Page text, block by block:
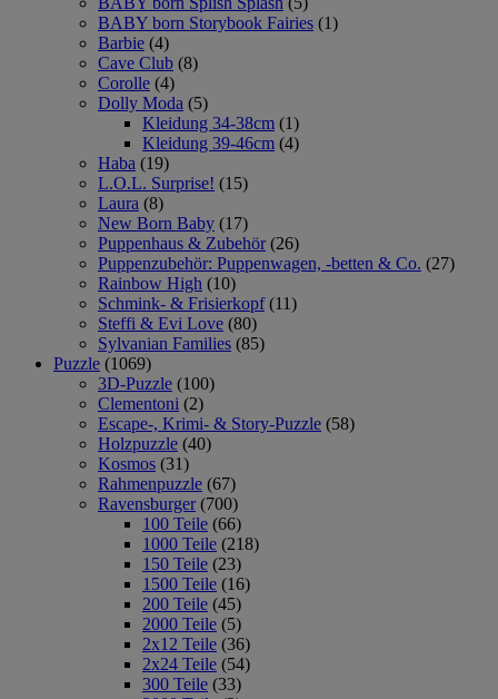
BABY born Storybook Fairies (1)
Barbie (4)
Cave Club (8)
Corolle (4)
Dolly Moda (5)
Kleidung 34-38cm (1)
Kleidung 39-46cm (4)
Haba (19)
L.O.L. Surprise! (15)
Laura (8)
New Born Baby (17)
Puppenhaus & Zubehör (26)
Puppenzubehör: Puppenwagen, -betten & Co. (27)
Rainbow High (10)
Schmink- & Frisierkopf (11)
Steffi & Evi Love (80)
Sylvanian Families (85)
Puzzle (1069)
3D-Puzzle (100)
Clementoni (2)
Escape-, Krimi- & Story-Puzzle (58)
Holzpuzzle (40)
Kosmos (31)
Rahmenpuzzle (67)
Ravensburger (700)
100 Teile (66)
1000 Teile (218)
150 Teile (23)
1500 Teile (16)
200 Teile (45)
2000 Teile (5)
2x12 Teile (36)
2x24 Teile (54)
300 Teile (33)